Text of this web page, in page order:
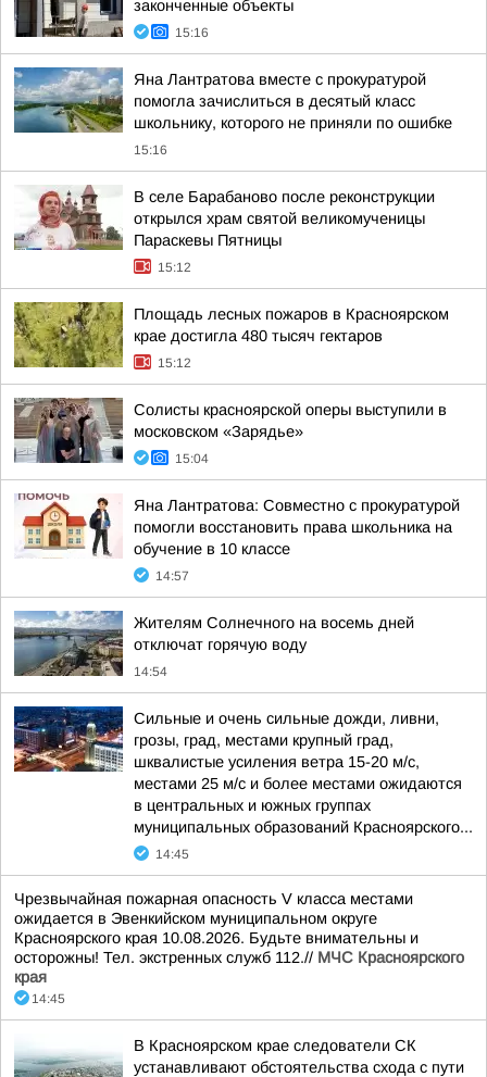
законченные объекты
15:16
Яна Лантратова вместе с прокуратурой
помогла зачислиться в десятый класс
школьнику, которого не приняли по ошибке
15:16
В селе Барабаново после реконструкции
открылся храм святой великомученицы
Параскевы Пятницы
15:12
Площадь лесных пожаров в Красноярском
крае достигла 480 тысяч гектаров
15:12
Солисты красноярской оперы выступили в
московском «Зарядье»
15:04
Яна Лантратова: Совместно с прокуратурой
помогли восстановить права школьника на
обучение в 10 классе
14:57
Жителям Солнечного на восемь дней
отключат горячую воду
14:54
Сильные и очень сильные дожди, ливни,
грозы, град, местами крупный град,
шквалистые усиления ветра 15-20 м/с,
местами 25 м/с и более местами ожидаются
в центральных и южных группах
муниципальных образований Красноярского...
14:45
Чрезвычайная пожарная опасность V класса местами
ожидается в Эвенкийском муниципальном округе
Красноярского края 10.08.2026. Будьте внимательны и
осторожны! Тел. экстренных служб 112.// МЧС Красноярского
края
14:45
В Красноярском крае следователи СК
устанавливают обстоятельства схода с пути